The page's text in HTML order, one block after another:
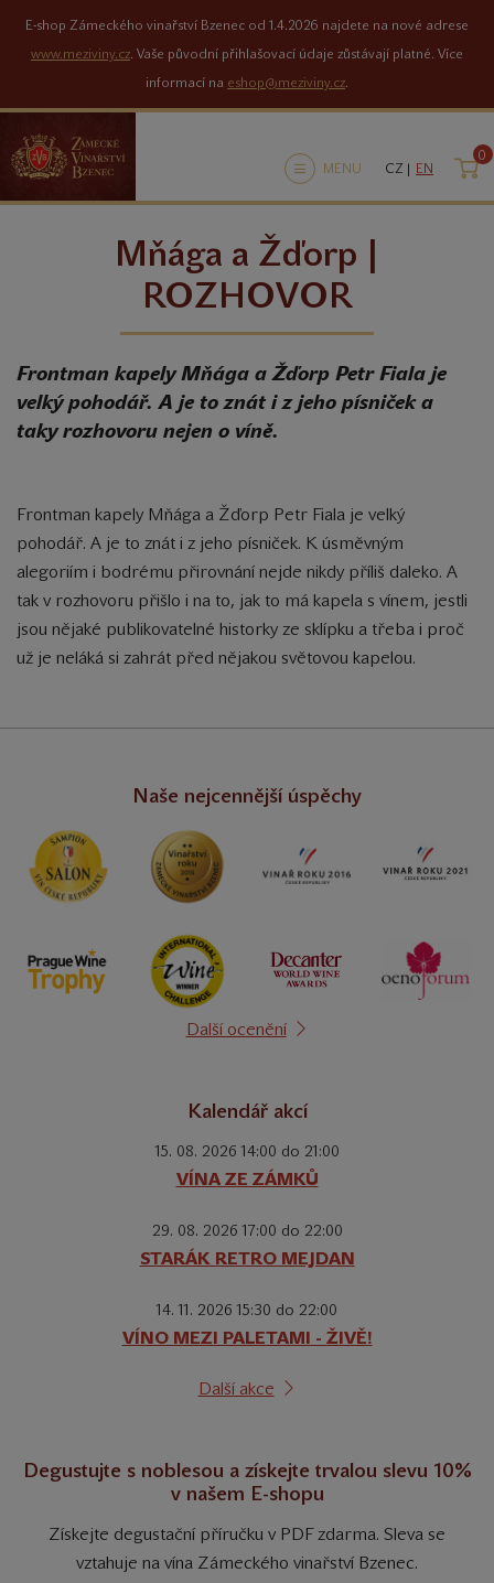
E-shop Zámeckého vinařství Bzenec od 1.4.2026 najdete na nové adrese
www.meziviny.cz. Vaše původní přihlašovací údaje zůstávají platné. Více
informací na eshop@meziviny.cz.
MENU CZ | EN
0
Mňága a Žďorp |
ROZHOVOR
Frontman kapely Mňága a Žďorp Petr Fiala je
velký pohodář. A je to znát i z jeho písniček a
taky rozhovoru nejen o víně.
Frontman kapely Mňága a Žďorp Petr Fiala je velký
pohodář. A je to znát i z jeho písniček. K úsměvným
alegoriím i bodrému přirovnání nejde nikdy příliš daleko. A
tak v rozhovoru přišlo i na to, jak to má kapela s vínem, jestli
jsou nějaké publikovatelné historky ze sklípku a třeba i proč
už je neláká si zahrát před nějakou světovou kapelou.
Naše nejcennější úspěchy
Další ocenění
Kalendář akcí
15. 08. 2026 14:00 do 21:00
VÍNA ZE ZÁMKŮ
29. 08. 2026 17:00 do 22:00
STARÁK RETRO MEJDAN
14. 11. 2026 15:30 do 22:00
VÍNO MEZI PALETAMI - ŽIVĚ!
Další akce
Degustujte s noblesou a získejte trvalou slevu 10%
v našem E-shopu
Získejte degustační příručku v PDF zdarma. Sleva se
vztahuje na vína Zámeckého vinařství Bzenec.